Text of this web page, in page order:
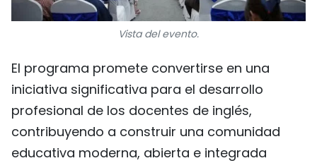
Vista del evento.
El programa promete convertirse en una
iniciativa significativa para el desarrollo
profesional de los docentes de inglés,
contribuyendo a construir una comunidad
educativa moderna, abierta e integrada